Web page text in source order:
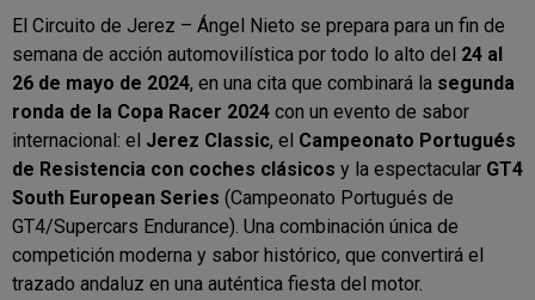
El Circuito de Jerez – Ángel Nieto se prepara para un fin de
semana de acción automovilística por todo lo alto del 24 al
26 de mayo de 2024, en una cita que combinará la segunda
ronda de la Copa Racer 2024 con un evento de sabor
internacional: el Jerez Classic, el Campeonato Portugués
de Resistencia con coches clásicos y la espectacular GT4
South European Series (Campeonato Portugués de
GT4/Supercars Endurance). Una combinación única de
competición moderna y sabor histórico, que convertirá el
trazado andaluz en una auténtica fiesta del motor.